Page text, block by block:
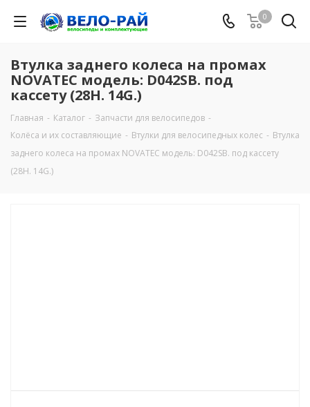
0
Втулка заднего колеса на промах
NOVATEC модель: D042SB. под
кассету (28H. 14G.)
Главная - Каталог - Запчасти для велосипедов -
Колёса и их составляющие - Втулки для велосипедных колес - Втулка
заднего колеса на промах NOVATEC модель: D042SB. под кассету
(28H. 14G.)